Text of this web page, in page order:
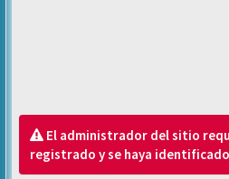
El administrador del sitio
registrado y se haya